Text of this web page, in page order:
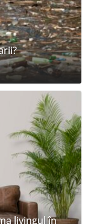
livingul în